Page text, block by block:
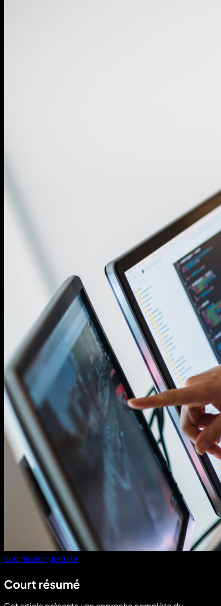
Soumission gratuite
Court résumé